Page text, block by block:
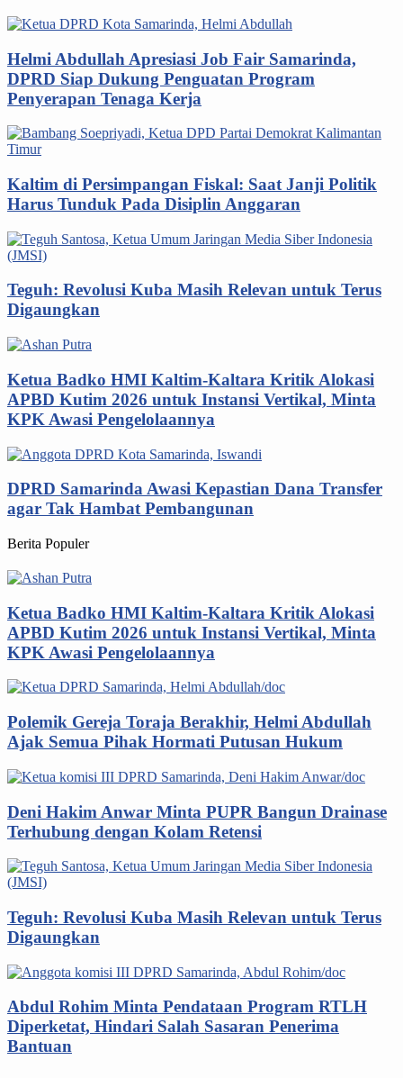
Helmi Abdullah Apresiasi Job Fair Samarinda,
DPRD Siap Dukung Penguatan Program
Penyerapan Tenaga Kerja
Kaltim di Persimpangan Fiskal: Saat Janji Politik
Harus Tunduk Pada Disiplin Anggaran
Teguh: Revolusi Kuba Masih Relevan untuk Terus
Digaungkan
Ketua Badko HMI Kaltim-Kaltara Kritik Alokasi
APBD Kutim 2026 untuk Instansi Vertikal, Minta
KPK Awasi Pengelolaannya
DPRD Samarinda Awasi Kepastian Dana Transfer
agar Tak Hambat Pembangunan
Berita Populer
Ketua Badko HMI Kaltim-Kaltara Kritik Alokasi
APBD Kutim 2026 untuk Instansi Vertikal, Minta
KPK Awasi Pengelolaannya
Polemik Gereja Toraja Berakhir, Helmi Abdullah
Ajak Semua Pihak Hormati Putusan Hukum
Deni Hakim Anwar Minta PUPR Bangun Drainase
Terhubung dengan Kolam Retensi
Teguh: Revolusi Kuba Masih Relevan untuk Terus
Digaungkan
Abdul Rohim Minta Pendataan Program RTLH
Diperketat, Hindari Salah Sasaran Penerima
Bantuan